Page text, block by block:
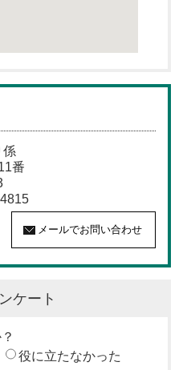
係
番
ケート
役に立たなかった